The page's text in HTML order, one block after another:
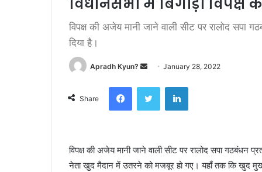
विपक्ष की अजेय मानी जाने वाली सीट पर रालोद सपा
दिया है।
Apradh Kyun?
n
e
m
January 28, 2022
Share
विपक्ष की अजेय मानी जाने वाली सीट पर रालोद सपा गठबंधन
नेता खुद मैदान में उतरने को मजबूर हो गए। यहाँ तक कि खुद